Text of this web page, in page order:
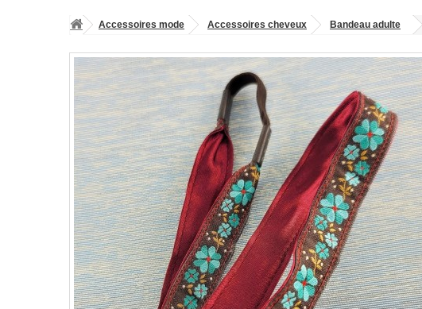
Accessoires mode Accessoires cheveux Bandeau adulte